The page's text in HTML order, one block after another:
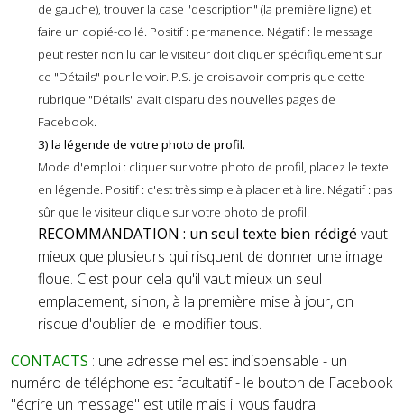
de gauche), trouver la case "description" (la première ligne) et
faire un copié-collé. Positif : permanence. Négatif : le message
peut rester non lu car le visiteur doit cliquer spécifiquement sur
ce "Détails" pour le voir. P.S. je crois avoir compris que cette
rubrique "Détails" avait disparu des nouvelles pages de
Facebook.
3) la légende de votre photo de profil.
Mode d'emploi : cliquer sur votre photo de profil, placez le texte
en légende. Positif : c'est très simple à placer et à lire. Négatif : pas
sûr que le visiteur clique sur votre photo de profil.
RECOMMANDATION : un seul texte bien rédigé vaut
mieux que plusieurs qui risquent de donner une image
floue. C'est pour cela qu'il vaut mieux un seul
emplacement, sinon, à la première mise à jour, on
risque d'oublier de le modifier tous.
CONTACTS : une adresse mel est indispensable - un
numéro de téléphone est facultatif - le bouton de Facebook
"écrire un message" est utile mais il vous faudra